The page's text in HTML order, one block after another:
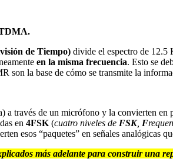
.
de Tiempo) divide el espectro de 12.5
en la misma frecuencia. Esto se
son la base de cómo se transmite la
a través de un micrófono y la convierten en
en 4FSK (cuatro niveles de FSK, F
esos “paquetes” en señales analógicas
más adelante para construir una